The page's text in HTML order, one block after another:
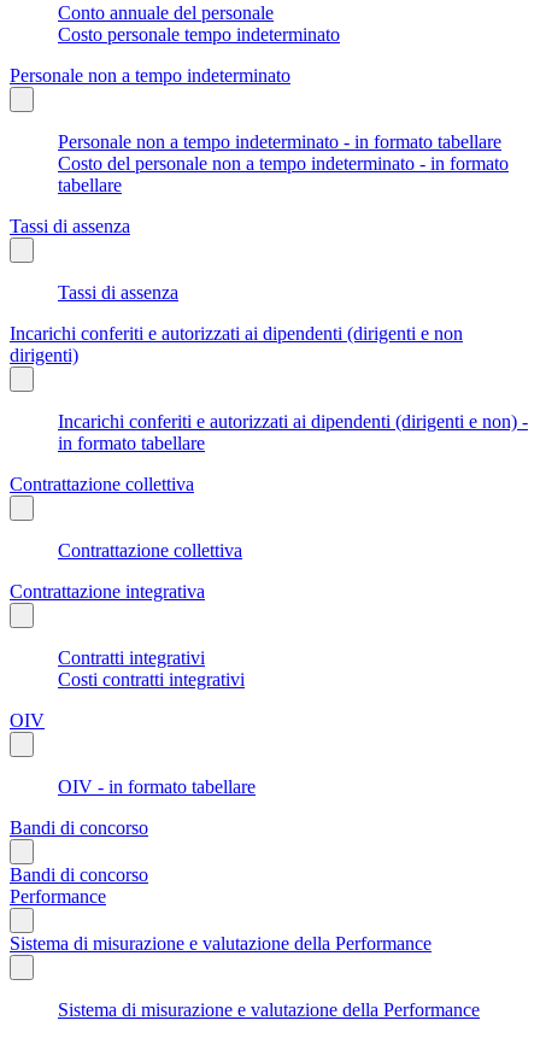
Conto annuale del personale
Costo personale tempo indeterminato
Personale non a tempo indeterminato
Personale non a tempo indeterminato - in formato tabellare
Costo del personale non a tempo indeterminato - in formato
tabellare
Tassi di assenza
Tassi di assenza
Incarichi conferiti e autorizzati ai dipendenti (dirigenti e non
dirigenti)
Incarichi conferiti e autorizzati ai dipendenti (dirigenti e non) -
in formato tabellare
Contrattazione collettiva
Contrattazione collettiva
Contrattazione integrativa
Contratti integrativi
Costi contratti integrativi
OIV
OIV - in formato tabellare
Bandi di concorso
Bandi di concorso
Performance
Sistema di misurazione e valutazione della Performance
Sistema di misurazione e valutazione della Performance